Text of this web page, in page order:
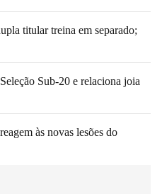
titular treina em separado;
Sub-20 e relaciona joia
às novas lesões do